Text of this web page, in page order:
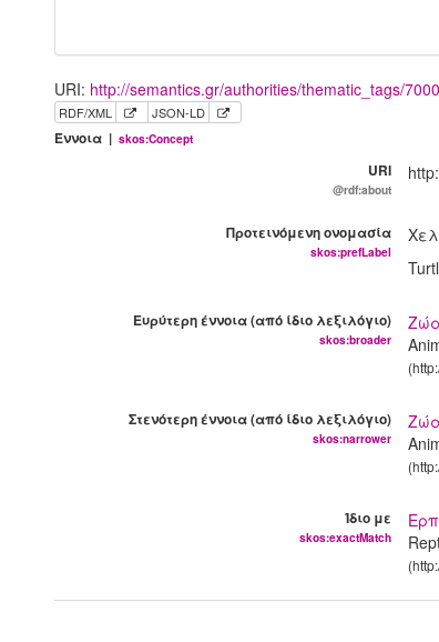
URI: http://semantics.gr/authorities/thematic_tags/
RDF/XML JSON-LD
Έννοια | skos:Concept
URI
@rdf:about
Προτεινόμενη ονομασία
skos:prefLabel
Ευρύτερη έννοια (από ίδιο λεξιλόγιο)
skos:broader
Στενότερη έννοια (από ίδιο λεξιλόγιο)
skos:narrower
Ίδιο με
skos:exactMatch